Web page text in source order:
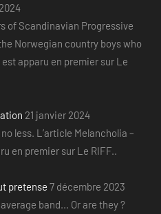
of Scandinavian Progressive
Norwegian country boys who
apparu en premier sur Le
21 janvier 2024
less. L’article Melancholia –
en premier sur Le RIFF..
pretense 7 décembre 2023
band... Or are they ?